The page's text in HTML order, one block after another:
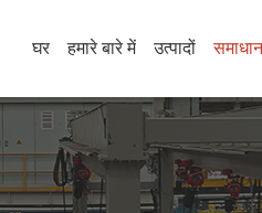
घर हमारे बारे में उत्पादों समाधान